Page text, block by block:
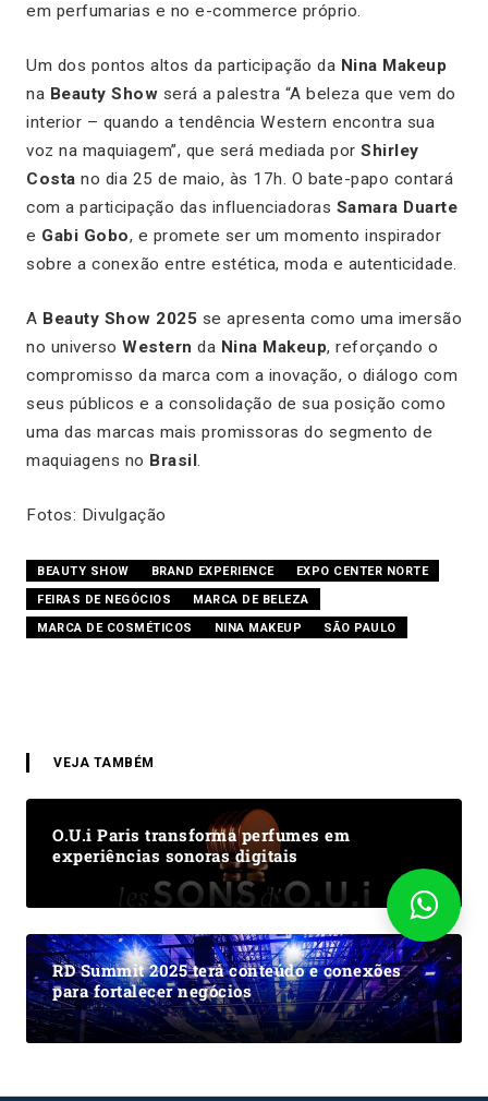
em perfumarias e no e-commerce próprio.
Um dos pontos altos da participação da Nina Makeup
na Beauty Show será a palestra “A beleza que vem do
interior – quando a tendência Western encontra sua
voz na maquiagem”, que será mediada por Shirley
Costa no dia 25 de maio, às 17h. O bate-papo contará
com a participação das influenciadoras Samara Duarte
e Gabi Gobo, e promete ser um momento inspirador
sobre a conexão entre estética, moda e autenticidade.
A Beauty Show 2025 se apresenta como uma imersão
no universo Western da Nina Makeup, reforçando o
compromisso da marca com a inovação, o diálogo com
seus públicos e a consolidação de sua posição como
uma das marcas mais promissoras do segmento de
maquiagens no Brasil.
Fotos: Divulgação
BEAUTY SHOW BRAND EXPERIENCE
EXPO CENTER NORTE
FEIRAS DE NEGÓCIOS
MARCA DE BELEZA
MARCA DE COSMÉTICOS
NINA MAKEUP SÃO PAULO
VEJA TAMBÉM
O.U.i Paris transforma perfumes em
experiências sonoras digitais
RD Summit 2025 terá conteúdo e conexões
para fortalecer negócios